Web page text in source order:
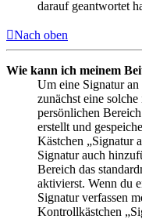
darauf geantwortet
Nach oben
Wie kann ich meinem
Um eine Signatur
zunächst eine
persönlichen
erstellt und
Kästchen „Signatur
Signatur auch
Bereich das
aktivierst. Wenn du
Signatur verfassen
Kontrollkästchen